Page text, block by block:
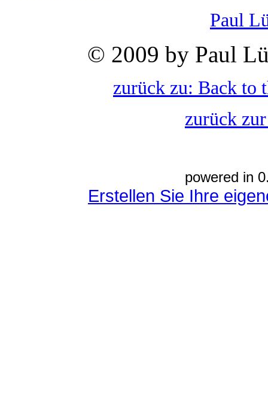
Paul
© 2009 by Paul
zurück zu: Back to
zurück
powered in
Erstellen Sie Ihre